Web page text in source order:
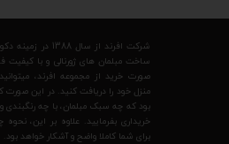
شرکت افرند از سال
ساخت مبلمان های ژورنالی و با کیفیت
صورت خرید از مجموعه افرند،
منزل خود را دریافت کنید. در این صورت
بود که چه سبک مبلمان، با چه رنگبندی
خریداری بفرمایید. علاوه بر این، نحوه
برای شما کاملا واضح و آشکار خواهد بود.